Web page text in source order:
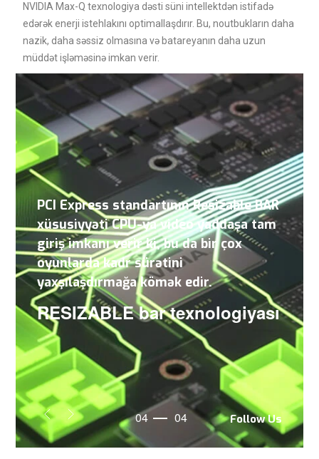
NVIDIA Max-Q texnologiya dəsti süni intellektdən istifadə
edərək enerji istehlakını optimallaşdırır. Bu, noutbukların daha
nazik, daha səssiz olmasına və batareyanın daha uzun
müddət işləməsinə imkan verir.
PCI Express standartının Resizable BAR
xüsusiyyəti CPU-ya video yaddaşa tam
giriş imkanı verir ki, bu da bir çox
oyunlarda kadr sürətini
yaxşılaşdırmağa kömək edir.
RESIZABLE bar texnologiyası
04 04 Follow Us